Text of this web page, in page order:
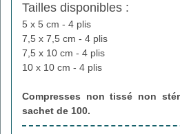
Tailles disponibles :
5 x 5 cm - 4 plis
7,5 x 7,5 cm - 4 plis
7,5 x 10 cm - 4 plis
10 x 10 cm - 4 plis
Compresses non tissé non
sachet de 100.